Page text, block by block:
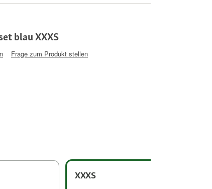
blau XXXS
Frage zum Produkt stellen
XXXS